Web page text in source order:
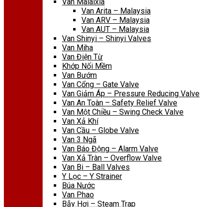
Van Arita – Malaysia
Van ARV – Malaysia
Van AUT – Malaysia
Van Shinyi – Shinyi Valves
Van Miha
Van Điện Từ
Khớp Nối Mềm
Van Bướm
Van Cổng – Gate Valve
Van Giảm Áp – Pressure Reducing Valve
Van An Toàn – Safety Relief Valve
Van Một Chiều – Swing Check Valve
Van Xả Khí
Van Cầu – Globe Valve
Van 3 Ngã
Van Báo Động – Alarm Valve
Van Xả Tràn – Overflow Valve
Van Bi – Ball Valves
Y Lọc – Y Strainer
Búa Nước
Van Phao
Bẫy Hơi – Steam Trap